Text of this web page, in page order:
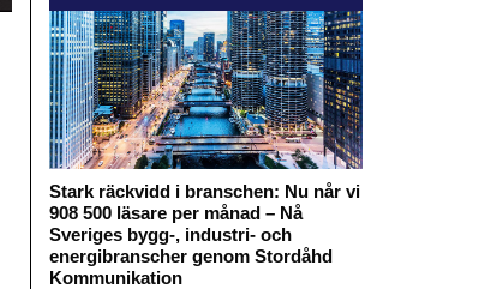
Stark räckvidd i branschen: Nu når vi
908 500 läsare per månad – Nå
Sveriges bygg-, industri- och
energibranscher genom Stordåhd
Kommunikation